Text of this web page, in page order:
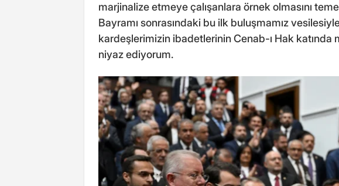
marjinalize etmeye çalışanlara örnek olmasını
Bayramı sonrasındaki bu ilk buluşmamız
kardeşlerimizin ibadetlerinin Cenab-ı Hak katında
niyaz ediyorum.